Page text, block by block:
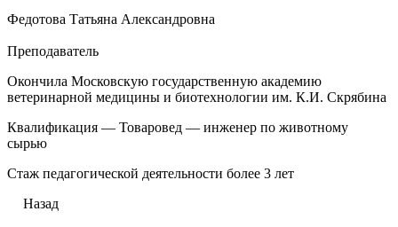
Федотова Татьяна Александровна
Преподаватель
Окончила Московскую государственную академию
ветеринарной медицины и биотехнологии им. К.И. Скрябина
Квалификация — Товаровед — инженер по животному
сырью
Стаж педагогической деятельности более 3 лет
Назад